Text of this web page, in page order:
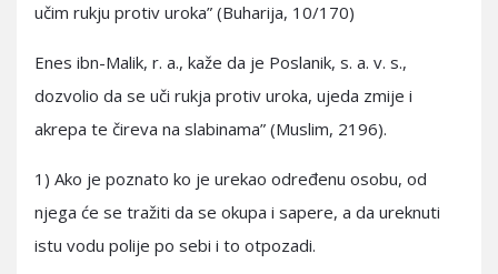
učim rukju protiv uroka” (Buharija, 10/170)
Enes ibn-Malik, r. a., kaže da je Poslanik, s. a. v. s.,
dozvolio da se uči rukja protiv uroka, ujeda zmije i
akrepa te čireva na slabinama” (Muslim, 2196).
1) Ako je poznato ko je urekao određenu osobu, od
njega će se tražiti da se okupa i sapere, a da ureknuti
istu vodu polije po sebi i to otpozadi.